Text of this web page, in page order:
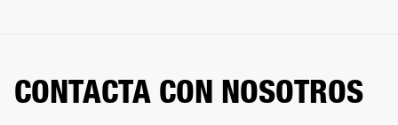
CONTACTA CON NOSOTROS